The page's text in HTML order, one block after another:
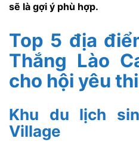
sẽ là gợi ý phù hợp.
Top 5 địa
Thắng Lào
cho hội yêu
Khu du lịch
Village